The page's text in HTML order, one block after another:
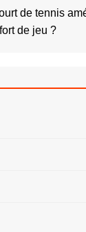
de tennis
de jeu ?